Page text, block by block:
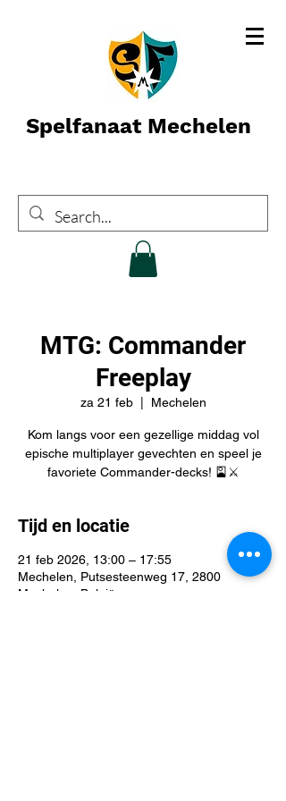
Spelfanaat Mechelen
MTG: Commander
Freeplay
za 21 feb
  |
Mechelen
Kom langs voor een gezellige middag vol
epische multiplayer gevechten en speel je
favoriete Commander-decks! 🎴⚔️
Tijd en locatie
21 feb 2026, 13:00 – 17:55
Mechelen, Putsesteenweg 17, 2800
Mechelen, België